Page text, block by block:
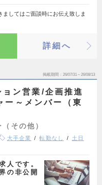
してはご面談時にお伝え致しま
詳細へ
掲載期間 26/07/31～26/08/13
ン営業/企画推進
ー～メンバー（東
その他）
大手企業 転勤なし
土日
人です。
の非公開